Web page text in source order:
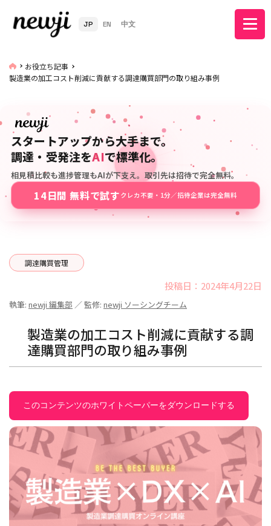
JP EN 中文
お役立ち記事
製造業の加工コスト削減に貢献する調達購買部門の取り組み事例
スタートアップから大手まで。
調達・受発注をAIで標準化。
相見積比較も進捗管理もAIが下支え。取引先は招待で完全無料。
14日間 無料で試す クレカ不要・1分／招待企業は完全無料
調達購買管理
投稿日：2024年4月22日
執筆: newji 編集部 ／ 監修: newji ソーシングチーム
製造業の加工コスト削減に貢献する調
達購買部門の取り組み事例
このコンテンツのホワイトペーパーをダウンロードする